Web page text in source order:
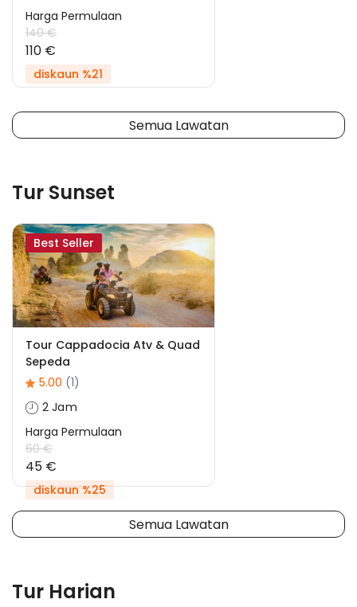
Harga Permulaan
140 €
110 €
diskaun %21
Semua Lawatan
Tur Sunset
Best Seller
Tour Cappadocia Atv & Quad
Sepeda
5.00 (1)
2 Jam
Harga Permulaan
60 €
45 €
diskaun %25
Semua Lawatan
Tur Harian